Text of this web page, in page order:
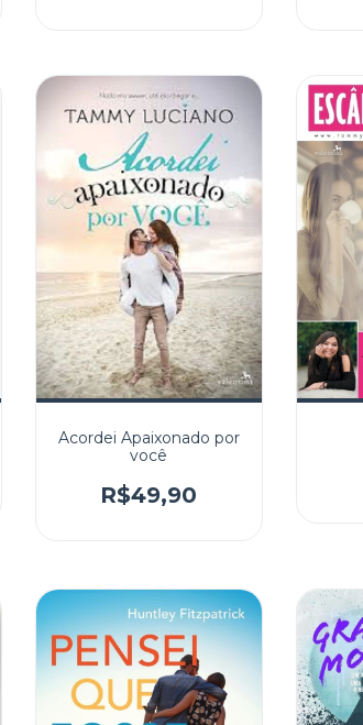
Acordei Apaixonado por
você
R$49,90